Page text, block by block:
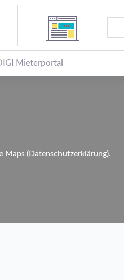
Mieterportal
Maps (Datenschutzerklärung).